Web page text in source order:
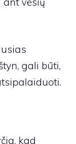
gali būti,
kad